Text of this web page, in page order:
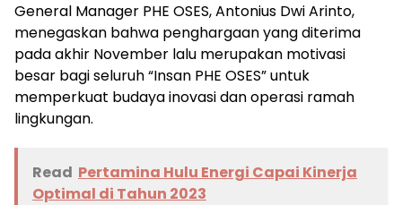
General Manager PHE OSES, Antonius Dwi Arinto,
menegaskan bahwa penghargaan yang diterima
pada akhir November lalu merupakan motivasi
besar bagi seluruh “Insan PHE OSES” untuk
memperkuat budaya inovasi dan operasi ramah
lingkungan.
Read Pertamina Hulu Energi Capai Kinerja
Optimal di Tahun 2023